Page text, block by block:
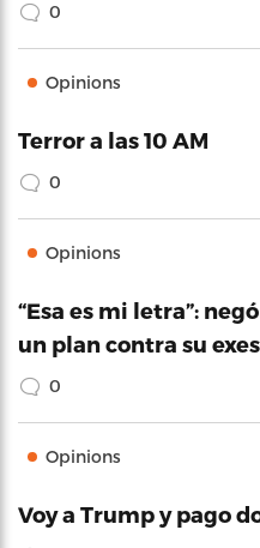
0
Opinions
Terror a las 10 AM
0
Opinions
“Esa es mi letra”:
un plan contra su
0
Opinions
Voy a Trump y pago